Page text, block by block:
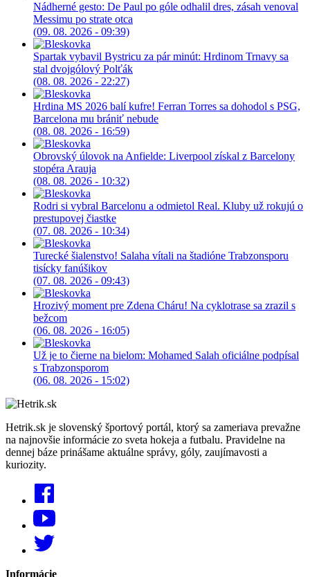
Nádherné gesto: De Paul po góle odhalil dres, zásah venoval
Messimu po strate otca
(09. 08. 2026 - 09:39)
Spartak vybavil Bystricu za pár minút: Hrdinom Trnavy sa
stal dvojgólový Polťák
(08. 08. 2026 - 22:27)
Hrdina MS 2026 balí kufre! Ferran Torres sa dohodol s PSG,
Barcelona mu brániť nebude
(08. 08. 2026 - 16:59)
Obrovský úlovok na Anfielde: Liverpool získal z Barcelony
stopéra Arauja
(08. 08. 2026 - 10:32)
Rodri si vybral Barcelonu a odmietol Real. Kluby už rokujú o
prestupovej čiastke
(07. 08. 2026 - 10:34)
Turecké šialenstvo! Salaha vítali na štadióne Trabzonsporu
tisícky fanúšikov
(07. 08. 2026 - 09:43)
Hrozivý moment pre Zdena Cháru! Na cyklotrase sa zrazil s
bežcom
(06. 08. 2026 - 16:05)
Už je to čierne na bielom: Mohamed Salah oficiálne podpísal
s Trabzonsporom
(06. 08. 2026 - 15:02)
Hetrik.sk je slovenský športový portál, ktorý sa zameriava prevažne
na najnovšie informácie zo sveta hokeja a futbalu. Pravidelne na
dennej báze prinášame aktuálne správy, góly, zaujímavosti a
kuriozity.
Informácie